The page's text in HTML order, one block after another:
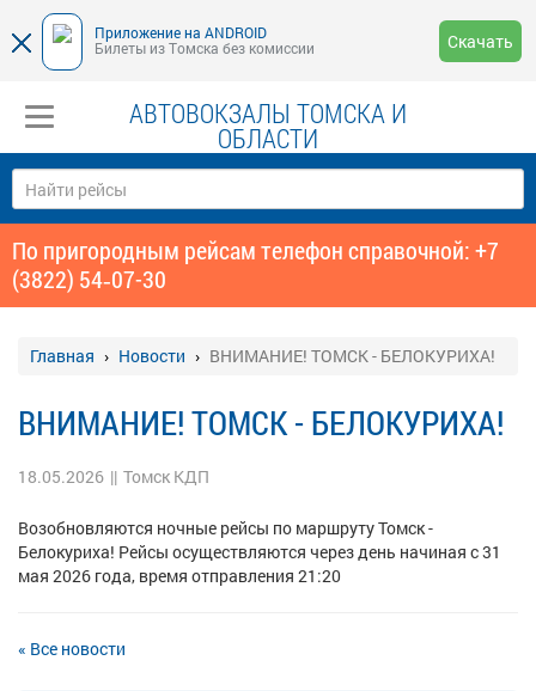
Приложение на ANDROID
Билеты из Томска без комиссии
Скачать
АВТОВОКЗАЛЫ ТОМСКА И
ОБЛАСТИ
По пригородным рейсам телефон справочной: +7
(3822) 54‑07-30
Главная Новости ВНИМАНИЕ! ТОМСК - БЕЛОКУРИХА!
ВНИМАНИЕ! ТОМСК - БЕЛОКУРИХА!
18.05.2026 || Томск КДП
Возобновляются ночные рейсы по маршруту Томск -
Белокуриха! Рейсы осуществляются через день начиная с 31
мая 2026 года, время отправления 21:20
« Все новости